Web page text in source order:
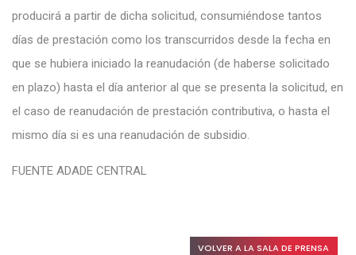
producirá a partir de dicha solicitud, consumiéndose tantos
días de prestación como los transcurridos desde la fecha en
que se hubiera iniciado la reanudación (de haberse solicitado
en plazo) hasta el día anterior al que se presenta la solicitud, en
el caso de reanudación de prestación contributiva, o hasta el
mismo día si es una reanudación de subsidio.
FUENTE ADADE CENTRAL
VOLVER A LA SALA DE PRENSA